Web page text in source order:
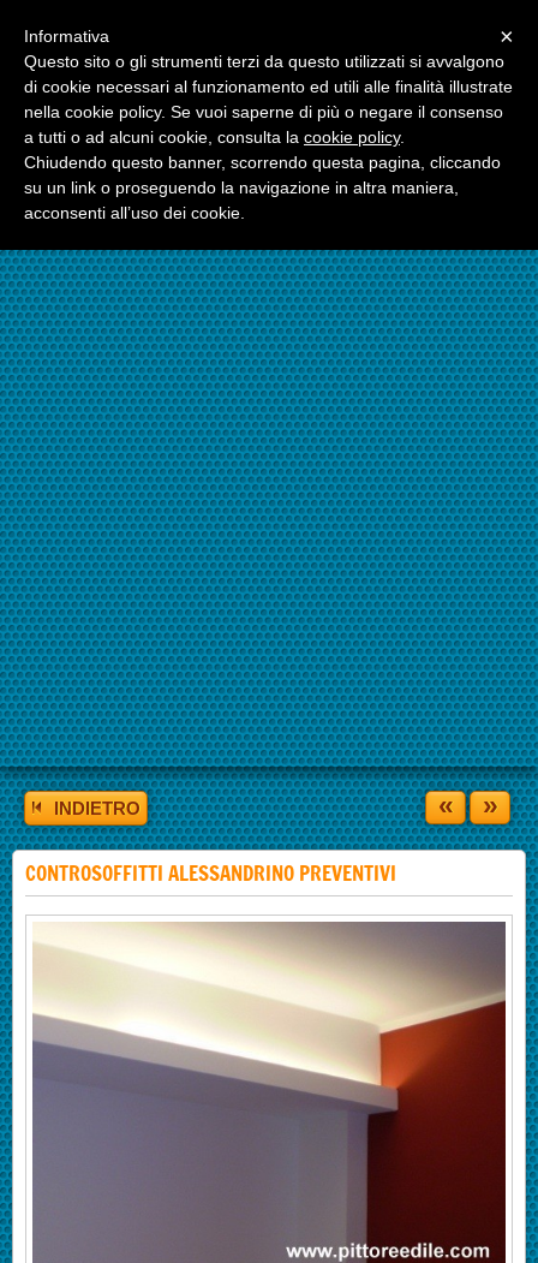
☎324.7403485
INDIETRO « »
CONTROSOFFITTI ALESSANDRINO PREVENTIVI
×
Informativa
Questo sito o gli strumenti terzi da questo utilizzati si avvalgono
di cookie necessari al funzionamento ed utili alle finalità illustrate
nella cookie policy. Se vuoi saperne di più o negare il consenso
a tutti o ad alcuni cookie, consulta la cookie policy.
Chiudendo questo banner, scorrendo questa pagina, cliccando
su un link o proseguendo la navigazione in altra maniera,
acconsenti all’uso dei cookie.